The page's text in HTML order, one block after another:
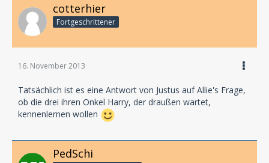
cotterhier
Fortgeschrittener
16. November 2013
Tatsächlich ist es eine Antwort von Justus auf Allie's Frage,
ob die drei ihren Onkel Harry, der draußen wartet,
kennenlernen wollen
PedSchi